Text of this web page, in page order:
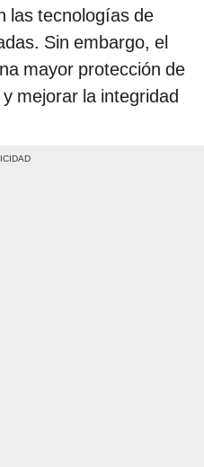
las tecnologías de
Sin embargo, el
mayor protección de
mejorar la integridad